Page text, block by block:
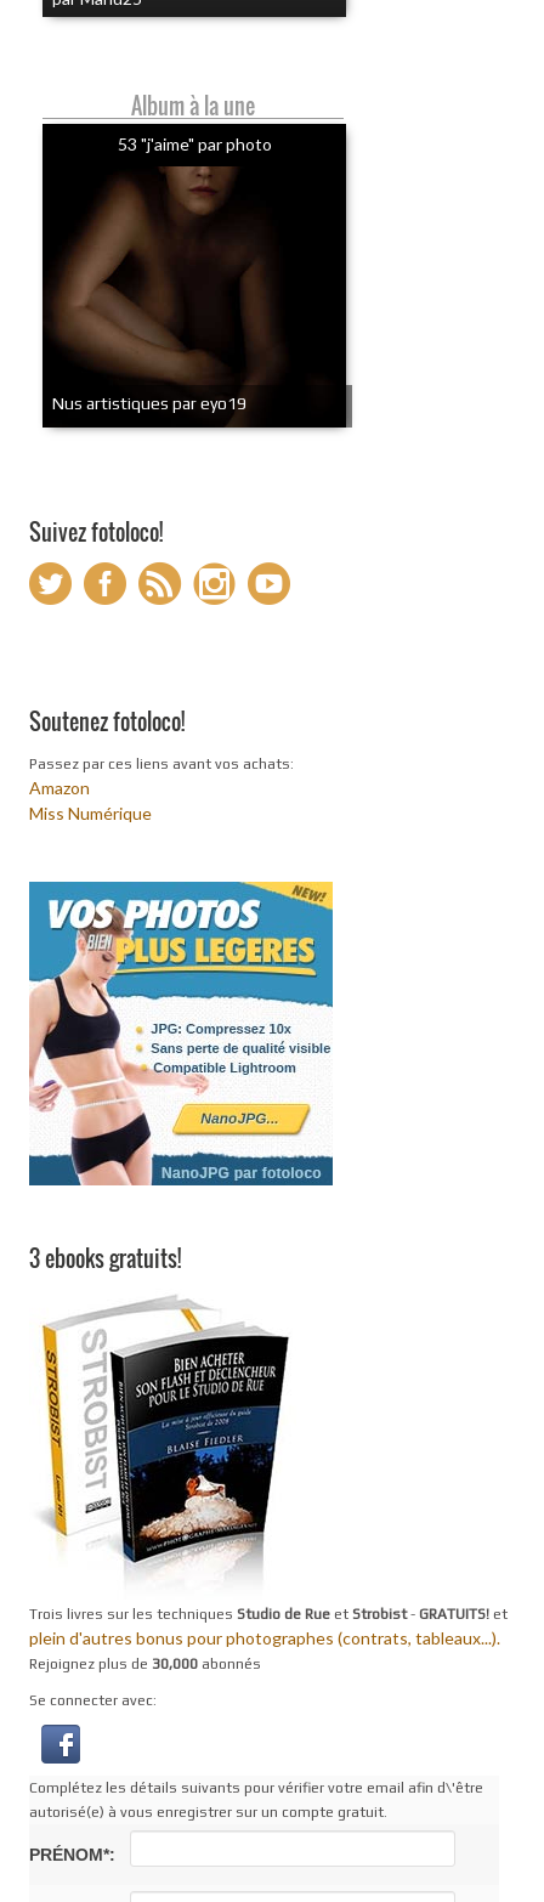
Album à la une
53 "j'aime" par photo
Nus artistiques par eyo19
Suivez fotoloco!
Soutenez fotoloco!
Passez par ces liens avant vos achats:
Amazon
Miss Numérique
3 ebooks gratuits!
Trois livres sur les techniques Studio de Rue et Strobist- GRATUITS! et
plein d'autres bonus pour photographes (contrats, tableaux...).
Rejoignez plus de 30,000 abonnés
Se connecter avec:
Complétez les détails suivants pour vérifier votre email afin d\'être
autorisé(e) à vous enregistrer sur un compte gratuit.
PRÉNOM*: